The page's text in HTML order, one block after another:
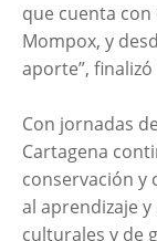
que cuenta
Mompox, y
aporte”,
Con jornadas
Cartagena
conservación y
al aprendizaje
culturales y de